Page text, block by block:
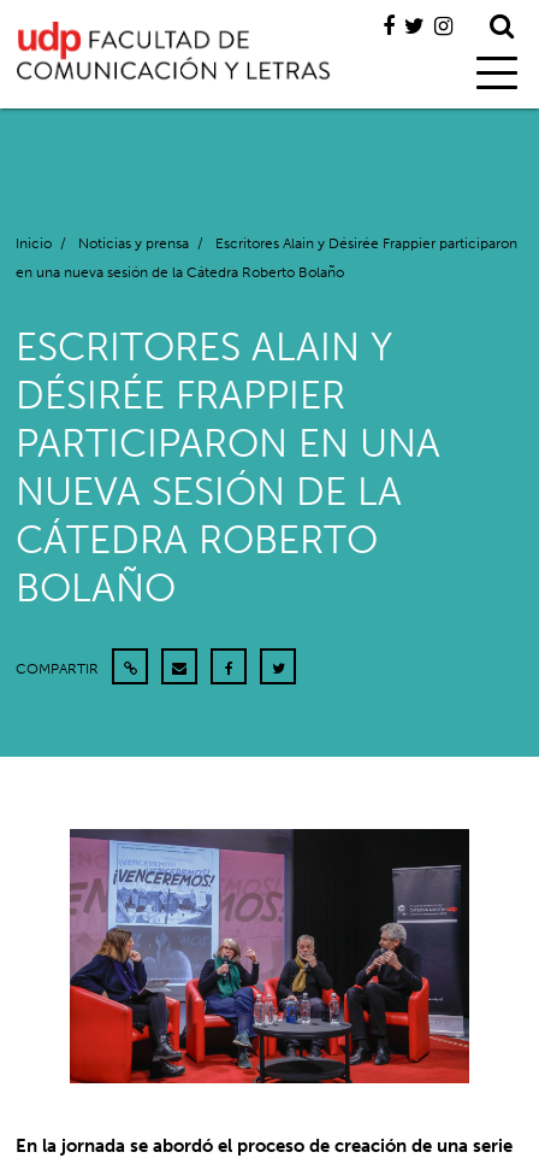
Inicio / Noticias y prensa /
Escritores Alain y Désirée Frappier participaron
en una nueva sesión de la Cátedra Roberto Bolaño
ESCRITORES ALAIN Y
DÉSIRÉE FRAPPIER
PARTICIPARON EN UNA
NUEVA SESIÓN DE LA
CÁTEDRA ROBERTO
BOLAÑO
COMPARTIR
En la jornada se abordó el proceso de creación de una serie